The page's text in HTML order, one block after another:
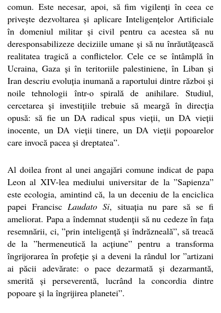
comun. Este necesar, apoi, să fim vigilenți în ceea ce
privește dezvoltarea și aplicare Inteligențelor Artificiale
în domeniul militar și civil pentru ca acestea să nu
deresponsabilizeze deciziile umane și să nu înrăutățească
realitatea tragică a conflictelor. Cele ce se întâmplă în
Ucraina, Gaza și în teritoriile palestiniene, în Liban și
Iran descriu evoluția inumană a raportului dintre război și
noile tehnologii într-o spirală de anihilare. Studiul,
cercetarea și investițiile trebuie să meargă în direcția
opusă: să fie un DA radical spus vieții, un DA vieții
inocente, un DA vieții tinere, un DA vieții popoarelor
care invocă pacea și dreptatea”.
Al doilea front al unei angajări comune indicat de papa
Leon al XIV-lea mediului universitar de la ”Sapienza”
este ecologia, amintind că, la un deceniu de la enciclica
papei Francisc Laudato Si, situația nu pare să se fi
ameliorat. Papa a îndemnat studenții să nu cedeze în fața
resemnării, ci, ”prin inteligență și îndrăzneală”, să treacă
de la ”hermeneutică la acțiune” pentru a transforma
îngrijorarea în profeție și a deveni la rândul lor ”artizani
ai păcii adevărate: o pace dezarmată și dezarmantă,
smerită și perseverentă, lucrând la concordia dintre
popoare și la îngrijirea planetei”.